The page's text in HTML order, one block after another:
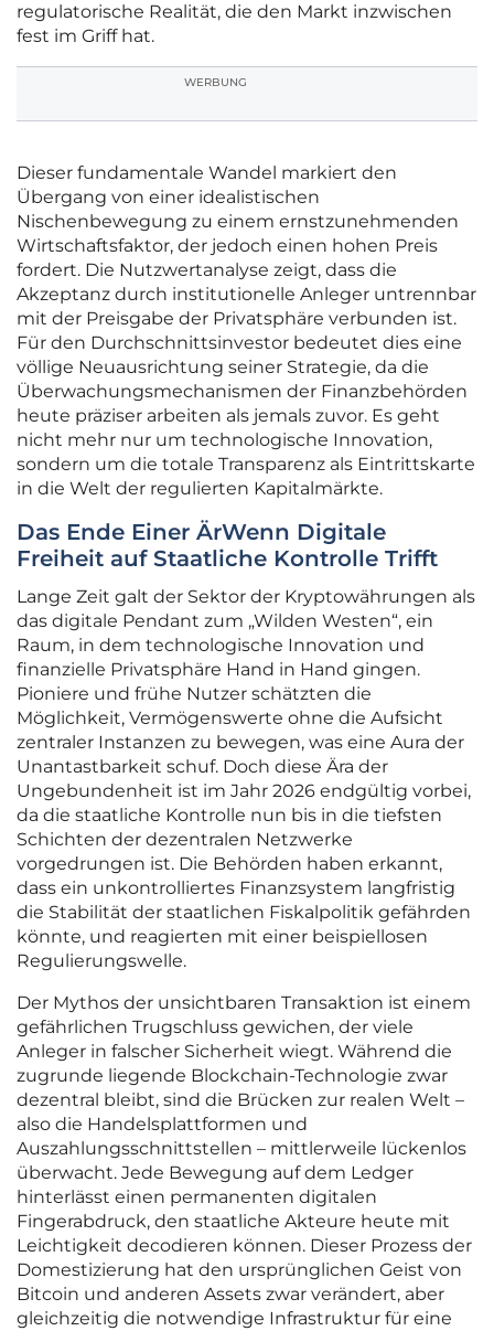
regulatorische Realität, die den Markt inzwischen
fest im Griff hat.
WERBUNG
Dieser fundamentale Wandel markiert den
Übergang von einer idealistischen
Nischenbewegung zu einem ernstzunehmenden
Wirtschaftsfaktor, der jedoch einen hohen Preis
fordert. Die Nutzwertanalyse zeigt, dass die
Akzeptanz durch institutionelle Anleger untrennbar
mit der Preisgabe der Privatsphäre verbunden ist.
Für den Durchschnittsinvestor bedeutet dies eine
völlige Neuausrichtung seiner Strategie, da die
Überwachungsmechanismen der Finanzbehörden
heute präziser arbeiten als jemals zuvor. Es geht
nicht mehr nur um technologische Innovation,
sondern um die totale Transparenz als Eintrittskarte
in die Welt der regulierten Kapitalmärkte.
Das Ende Einer ÄrWenn Digitale
Freiheit auf Staatliche Kontrolle Trifft
Lange Zeit galt der Sektor der Kryptowährungen als
das digitale Pendant zum „Wilden Westen“, ein
Raum, in dem technologische Innovation und
finanzielle Privatsphäre Hand in Hand gingen.
Pioniere und frühe Nutzer schätzten die
Möglichkeit, Vermögenswerte ohne die Aufsicht
zentraler Instanzen zu bewegen, was eine Aura der
Unantastbarkeit schuf. Doch diese Ära der
Ungebundenheit ist im Jahr 2026 endgültig vorbei,
da die staatliche Kontrolle nun bis in die tiefsten
Schichten der dezentralen Netzwerke
vorgedrungen ist. Die Behörden haben erkannt,
dass ein unkontrolliertes Finanzsystem langfristig
die Stabilität der staatlichen Fiskalpolitik gefährden
könnte, und reagierten mit einer beispiellosen
Regulierungswelle.
Der Mythos der unsichtbaren Transaktion ist einem
gefährlichen Trugschluss gewichen, der viele
Anleger in falscher Sicherheit wiegt. Während die
zugrunde liegende Blockchain-Technologie zwar
dezentral bleibt, sind die Brücken zur realen Welt –
also die Handelsplattformen und
Auszahlungsschnittstellen – mittlerweile lückenlos
überwacht. Jede Bewegung auf dem Ledger
hinterlässt einen permanenten digitalen
Fingerabdruck, den staatliche Akteure heute mit
Leichtigkeit decodieren können. Dieser Prozess der
Domestizierung hat den ursprünglichen Geist von
Bitcoin und anderen Assets zwar verändert, aber
gleichzeitig die notwendige Infrastruktur für eine